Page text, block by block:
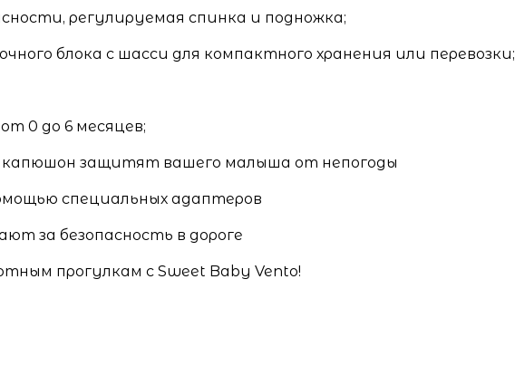
регулируемая спинка и подножка;
блока с шасси для компактного хранения или перевозки;
0 до 6 месяцев;
капюшон защитят вашего малыша от непогоды
специальных адаптеров
за безопасность в дороге
прогулкам с Sweet Baby Vento!